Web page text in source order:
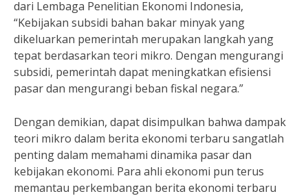
dari Lembaga Penelitian Ekonomi Indonesia,
“Kebijakan subsidi bahan bakar minyak yang
dikeluarkan pemerintah merupakan langkah yang
tepat berdasarkan teori mikro. Dengan mengurangi
subsidi, pemerintah dapat meningkatkan efisiensi
pasar dan mengurangi beban fiskal negara.”
Dengan demikian, dapat disimpulkan bahwa dampak
teori mikro dalam berita ekonomi terbaru sangatlah
penting dalam memahami dinamika pasar dan
kebijakan ekonomi. Para ahli ekonomi pun terus
memantau perkembangan berita ekonomi terbaru